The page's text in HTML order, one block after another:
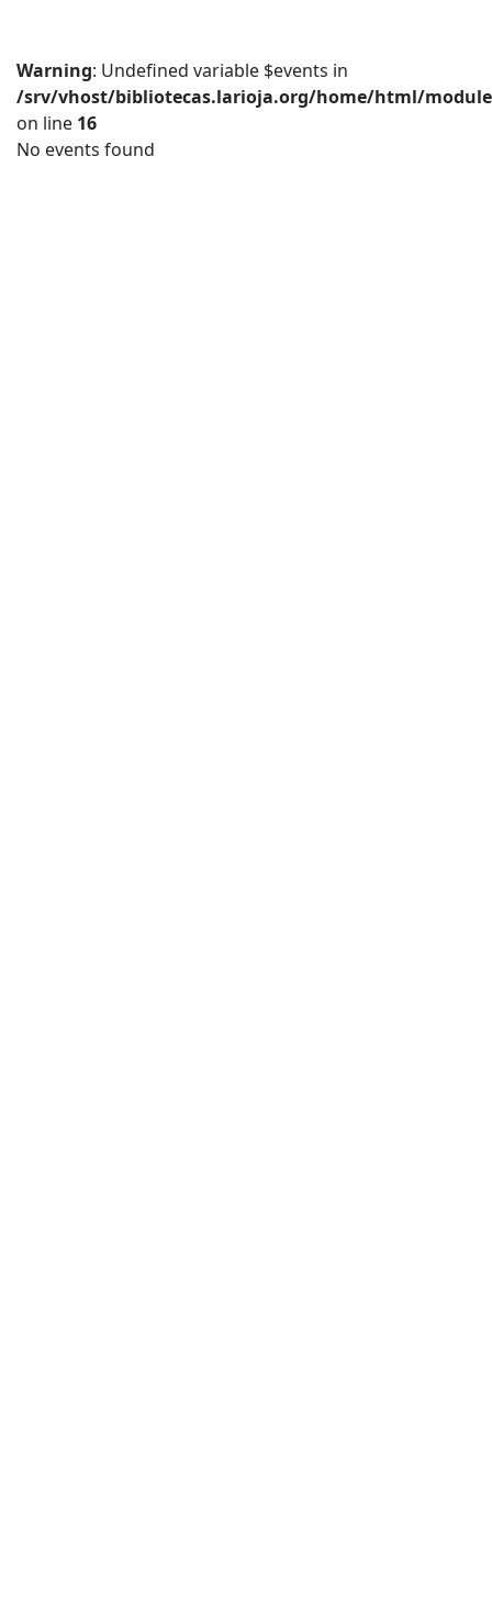
Warning: Undefined variable $events in
/srv/vhost/bibliotecas.larioja.org/home/html/
on line 16
No events found